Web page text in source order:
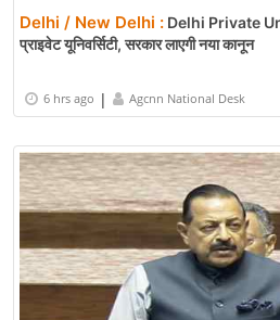
Delhi / New Delhi : Delhi Private
प्राइवेट यूनिवर्सिटी, सरकार लाएगी नया कानून
6 hrs ago | Agcnn National Desk